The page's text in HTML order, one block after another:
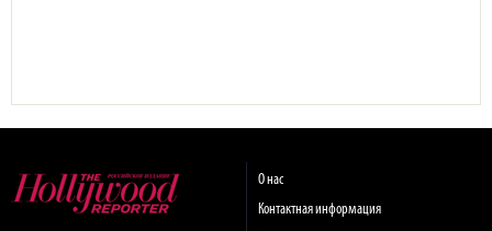
О нас
Контактная информация